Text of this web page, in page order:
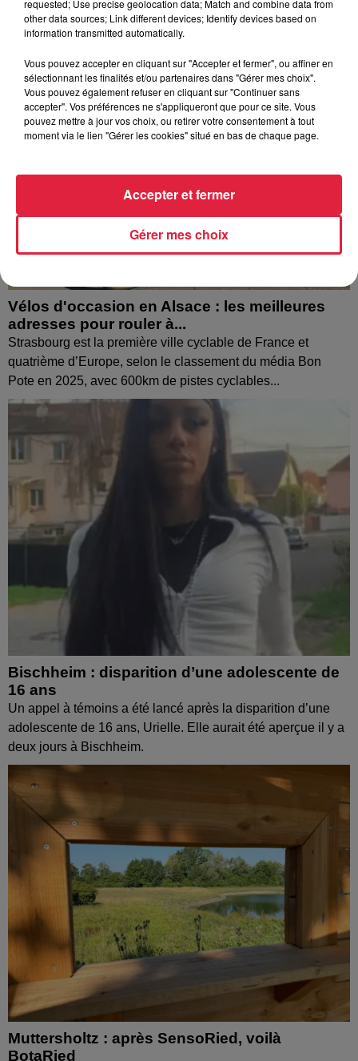
désormais à disparaître du paysage du parc...
Vélos d'occasion en Alsace : les meilleures
adresses pour rouler à...
Strasbourg est la première ville cyclable de France et
quatrième d’Europe, selon le classement du média Bon
Pote en 2025, avec 600km de pistes cyclables...
Bischheim : disparition d’une adolescente de
16 ans
Un appel à témoins a été lancé après la disparition d’une
adolescente de 16 ans, Urielle. Elle aurait été aperçue il y a
deux jours à Bischheim.
Muttersholtz : après SensoRied, voilà
BotaRied
requested; Use precise geolocation data; Match and combine data from
other data sources; Link different devices; Identify devices based on
information transmitted automatically.
Vous pouvez accepter en cliquant sur "Accepter et fermer", ou affiner en
sélectionnant les finalités et/ou partenaires dans "Gérer mes choix".
Vous pouvez également refuser en cliquant sur "Continuer sans
accepter". Vos préférences ne s'appliqueront que pour ce site. Vous
pouvez mettre à jour vos choix, ou retirer votre consentement à tout
moment via le lien "Gérer les cookies" situé en bas de chaque page.
Gérer mes choix
Accepter et fermer